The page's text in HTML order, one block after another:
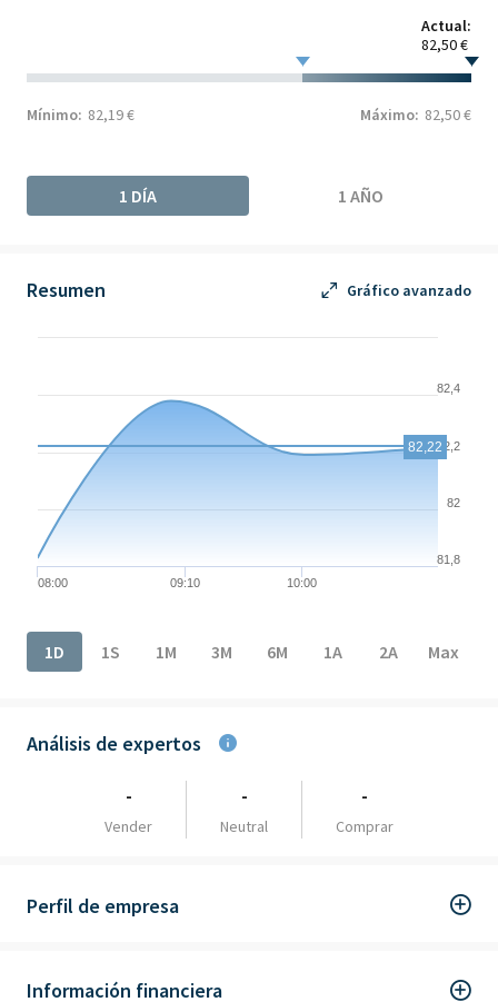
Actual:
82,50 €
Mínimo: 82,19 € Máximo: 82,50 €
1 DÍA 1 AÑO
Resumen Gráfico avanzado
Chart
The chart has 1 X axis displaying Time. Data ranges from
The chart has 1 Y axis displaying values. Data ranges from
08:00 09:10 10:00
81,8
82
82,2
82,4
82,22
1D
1S 1M 3M 6M 1A 2A Max
Análisis de expertos
-
Vender
-
Neutral
-
Comprar
Perfil de empresa
Información financiera